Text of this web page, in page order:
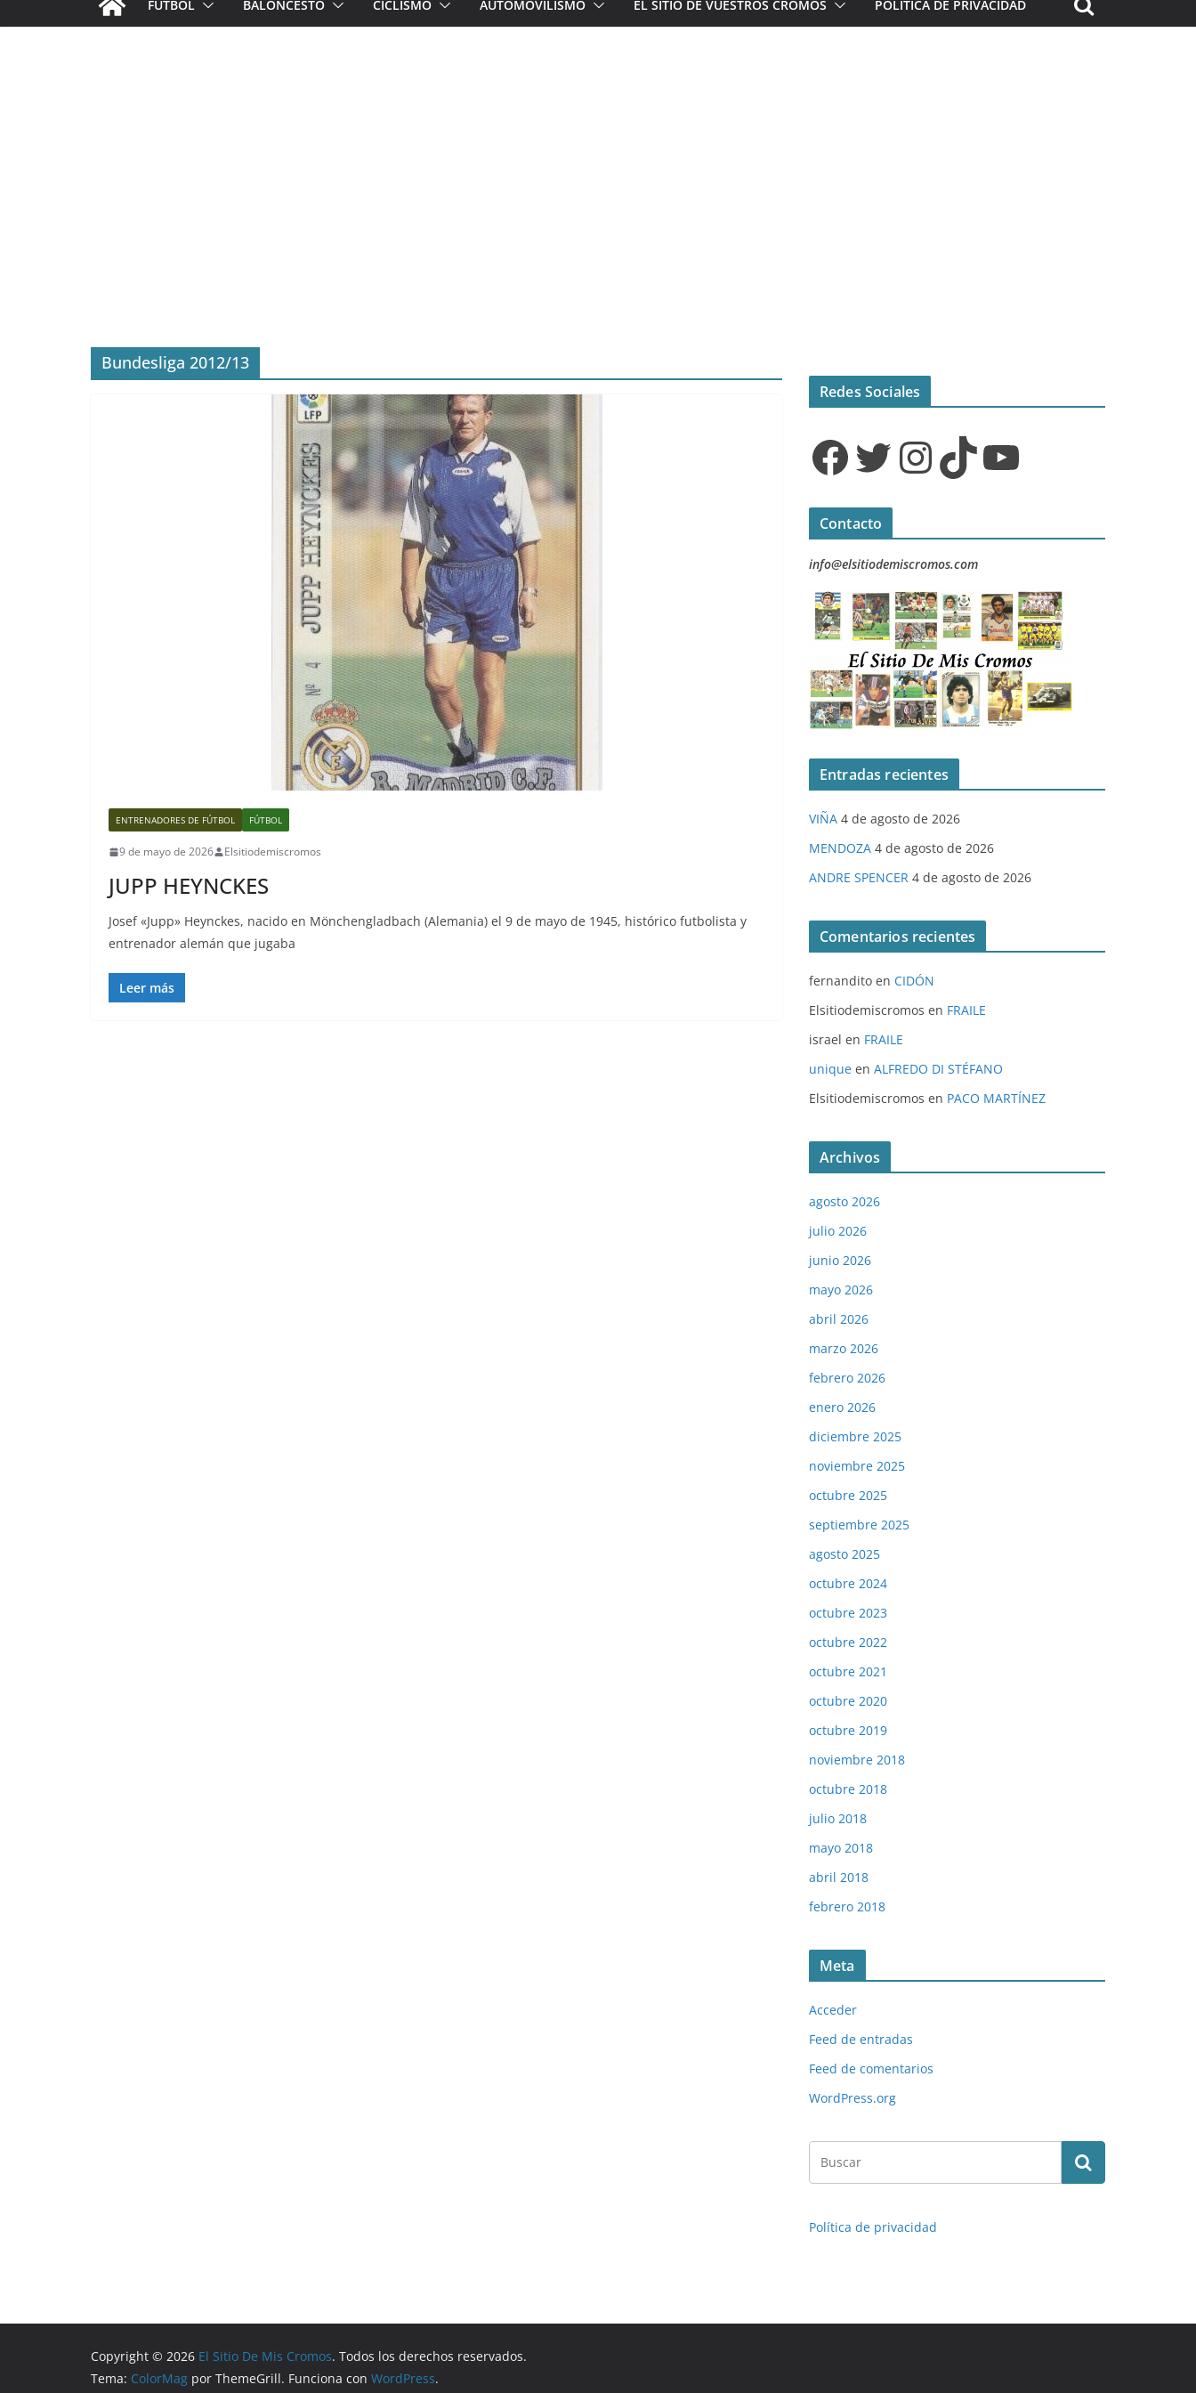
FÚTBOL BALONCESTO CICLISMO AUTOMOVILISMO EL SITIO DE VUESTROS CROMOS POLÍTICA DE PRIVACIDAD
Bundesliga 2012/13
ENTRENADORES DE FÚTBOL FÚTBOL
9 de mayo de 2026 Elsitiodemiscromos
JUPP HEYNCKES
Josef «Jupp» Heynckes, nacido en Mönchengladbach (Alemania) el 9 de mayo de 1945, histórico futbolista y
entrenador alemán que jugaba
Leer más
Redes Sociales
Facebook Twitter InstagramTikTok YouTube
Contacto
info@elsitiodemiscromos.com
Entradas recientes
VIÑA 4 de agosto de 2026
MENDOZA 4 de agosto de 2026
ANDRE SPENCER 4 de agosto de 2026
Comentarios recientes
fernandito en CIDÓN
Elsitiodemiscromos en FRAILE
israel en FRAILE
unique en ALFREDO DI STÉFANO
Elsitiodemiscromos en PACO MARTÍNEZ
Archivos
agosto 2026
julio 2026
junio 2026
mayo 2026
abril 2026
marzo 2026
febrero 2026
enero 2026
diciembre 2025
noviembre 2025
octubre 2025
septiembre 2025
agosto 2025
octubre 2024
octubre 2023
octubre 2022
octubre 2021
octubre 2020
octubre 2019
noviembre 2018
octubre 2018
julio 2018
mayo 2018
abril 2018
febrero 2018
Meta
Acceder
Feed de entradas
Feed de comentarios
WordPress.org
Política de privacidad
Copyright © 2026 El Sitio De Mis Cromos. Todos los derechos reservados.
Tema: ColorMag por ThemeGrill. Funciona con WordPress.